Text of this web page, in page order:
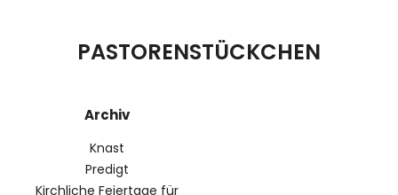
PASTORENSTÜCKCHEN
Archiv
Knast
Predigt
Kirchliche Feiertage für